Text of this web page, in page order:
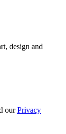
design and
ourPrivacy